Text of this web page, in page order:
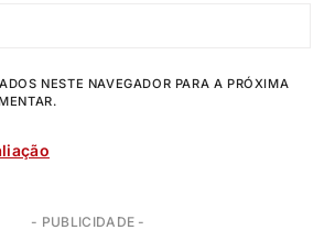
NESTE NAVEGADOR PARA A PRÓXIMA
- PUBLICIDADE -